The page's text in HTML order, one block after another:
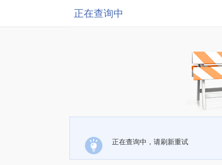
正在查询中
正在查询中，请刷新重试